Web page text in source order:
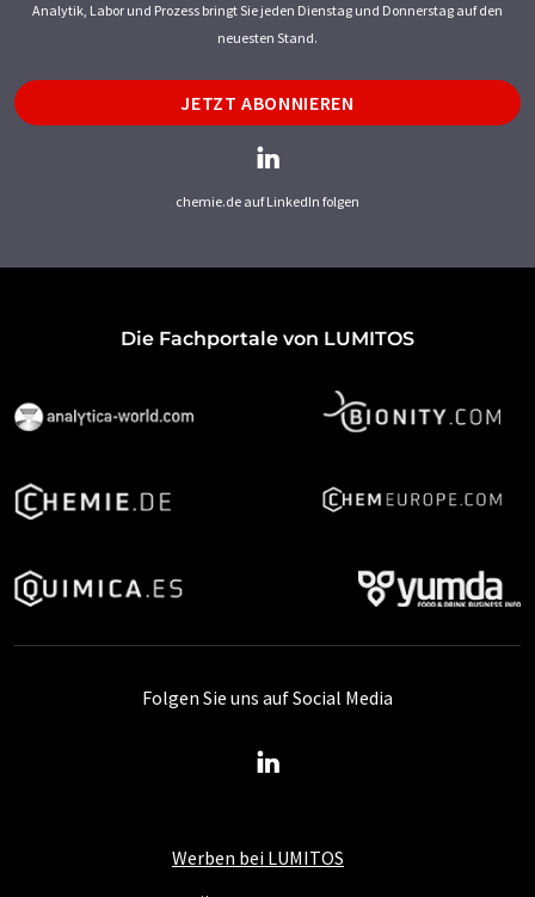
Analytik, Labor und Prozess bringt Sie jeden Dienstag und Donnerstag auf den
neuesten Stand.
JETZT ABONNIEREN
chemie.de auf LinkedIn folgen
Die Fachportale von LUMITOS
Werben bei LUMITOS
Folgen Sie uns auf Social Media